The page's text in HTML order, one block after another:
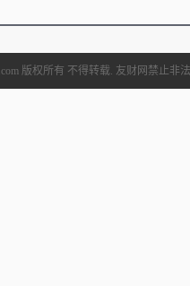
版权所有 不得转载. 友财网禁止非